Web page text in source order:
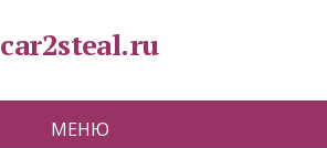
car2steal.ru
МЕНЮ